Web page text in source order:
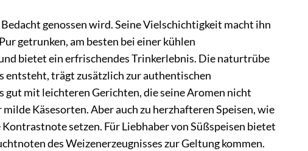
genossen wird. Seine Vielschichtigkeit macht ihn
getrunken, am besten bei einer kühlen
bietet ein erfrischendes Trinkerlebnis. Die naturtrübe
entsteht, trägt zusätzlich zur authentischen
mit leichteren Gerichten, die seine Aromen nicht
Käsesorten. Aber auch zu herzhafteren Speisen, wie
setzen. Für Liebhaber von Süßspeisen bietet
des Weizenerzeugnisses zur Geltung kommen.